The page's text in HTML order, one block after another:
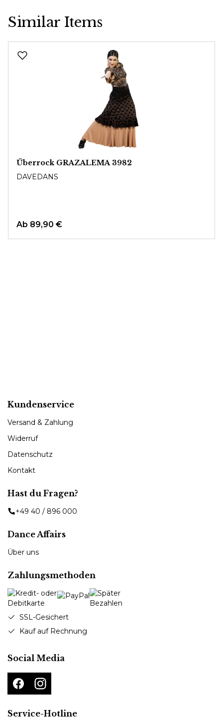
Similar Items
Überrock GRAZALEMA 3982
DAVEDANS
Ab 89,90 €
Kundenservice
Versand & Zahlung
Widerruf
Datenschutz
Kontakt
Hast du Fragen?
+49 40 / 896 000
Dance Affairs
Über uns
Zahlungsmethoden
SSL-Gesichert
Kauf auf Rechnung
Social Media
Service-Hotline